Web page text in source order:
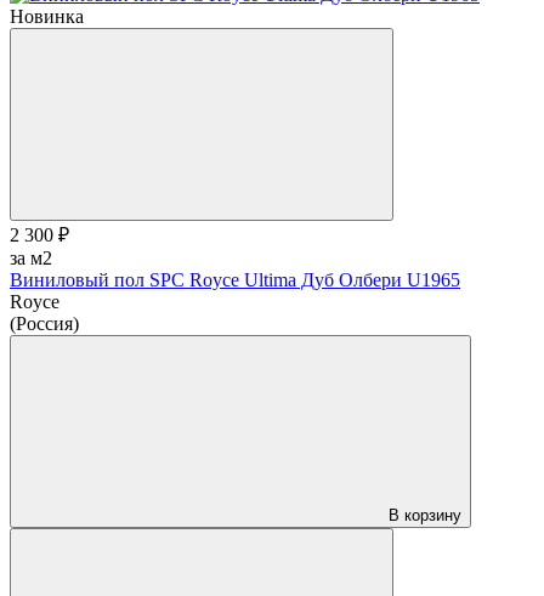
Новинка
2 300 ₽
за м2
Виниловый пол SPC Royce Ultima Дуб Олбери U1965
Royce
(Россия)
В корзину